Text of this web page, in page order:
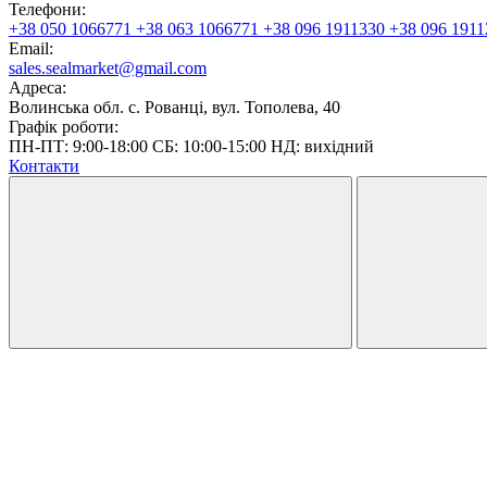
Телефони:
+38 050 1066771 +38 063 1066771 +38 096 1911330 +38 096
Email:
sales.sealmarket@gmail.com
Адреса:
Волинська обл. с. Рованці, вул. Тополева, 40
Графік роботи:
ПН-ПТ: 9:00-18:00 СБ: 10:00-15:00 НД: вихідний
Контакти